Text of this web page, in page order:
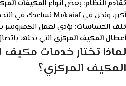
تقادم النظام: بعضانواع المكيفات
أكبر، ونحن فيMokaiaf نساعدك في
تلف الحساسات: يؤدي لعمل
أعطال المكيف المركزي التي نحلها
لماذا تختار خدمات مكيف
المكيف المركزي؟